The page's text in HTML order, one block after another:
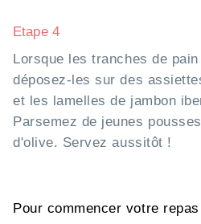
Etape 4
Lorsque les tranches de
déposez-les sur des
et les lamelles de jambon
Parsemez de jeunes
d'olive. Servez aussitôt !
Pour commencer votre